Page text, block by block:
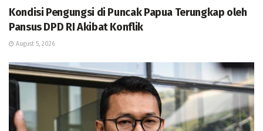
Kondisi Pengungsi di Puncak Papua Terungkap oleh
Pansus DPD RI Akibat Konflik
August 5, 2026